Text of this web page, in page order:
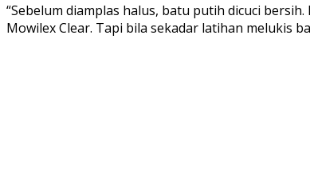
“Sebelum diamplas halus, batu putih dicuci
Mowilex Clear. Tapi bila sekadar latihan melukis